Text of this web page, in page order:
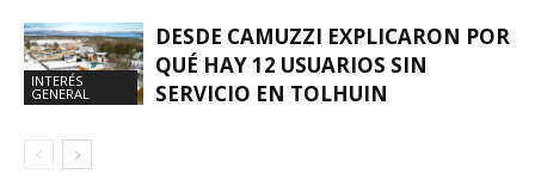
INTERÉS
GENERAL
DESDE CAMUZZI EXPLICARON POR
QUÉ HAY 12 USUARIOS SIN
SERVICIO EN TOLHUIN